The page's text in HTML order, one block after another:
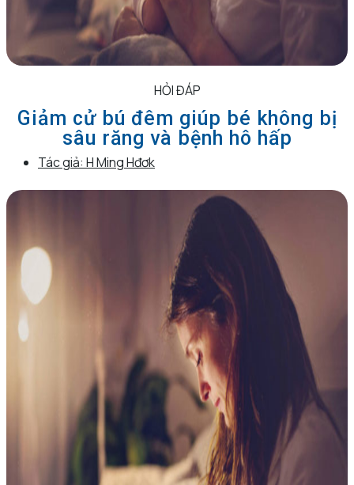
HỎI ĐÁP
Giảm cử bú đêm giúp bé không bị
sâu răng và bệnh hô hấp
Tác giả: H Ming Hđơk